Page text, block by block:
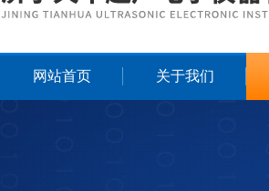
网站首页 关于我们